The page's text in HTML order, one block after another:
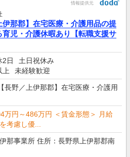
情報提供元
那郡】在宅医療・介護用品の提
児・介護休暇あり【転職支援サ
2日
土日祝休み
上
未経験歓迎
野／上伊那郡】在宅医療・介護用
万円～486万円 ＜賃金形態＞ 月給
考慮し優...
那事業所 住所：長野県上伊那郡南